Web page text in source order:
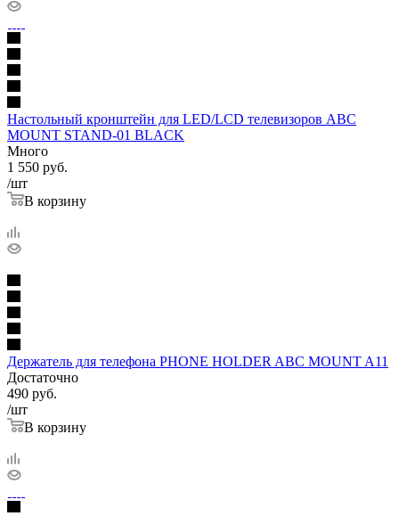
Настольный кронштейн для LED/LCD телевизоров ABC
MOUNT STAND-01 BLACK
Много
1 550 руб.
/шт
В корзину
Держатель для телефона PHONE HOLDER ABC MOUNT A11
Достаточно
490 руб.
/шт
В корзину